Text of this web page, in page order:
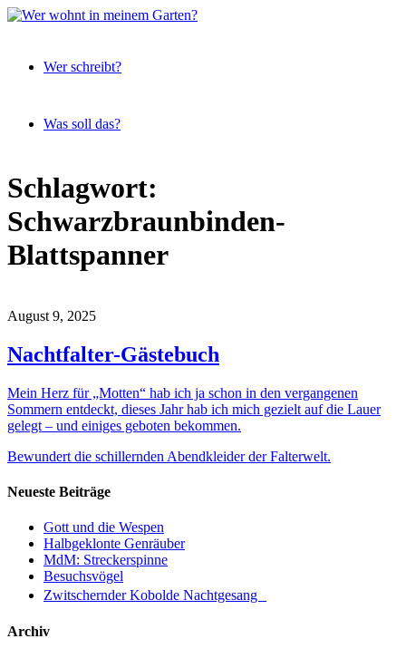
wohnt
meinem
vor der
Terrassentür
Wer schreibt?
Was soll das?
Skip
to
content
Schlagwort:
Schwarzbraunbinden-
Blattspanner
August 9, 2025
Nachtfalter-Gästebuch
Mein Herz für „Motten“ hab ich ja schon in den vergangenen
Sommern entdeckt, dieses Jahr hab ich mich gezielt auf die Lauer
gelegt – und einiges geboten bekommen.
Bewundert die schillernden Abendkleider der Falterwelt.
Neueste Beiträge
Gott und die Wespen
Halbgeklonte Genräuber
MdM: Streckerspinne
Besuchsvögel
Zwitschernder Kobolde Nachtgesang
Archiv